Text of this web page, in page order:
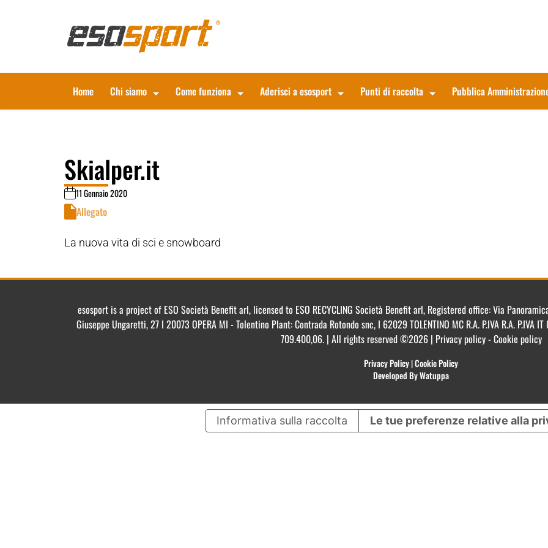
Home Chi siamo Come funziona Aderisci a esosport Punti di raccolta Pubblica
Skialper.it
11 Gennaio 2020
Allegato
La nuova vita di sci e snowboard
esosport is a project of ESO Società Benefit arl, licensed to ESO RECYCLING Società Benefit arl, Registered office: Via
Giuseppe Ungaretti, 27 I 20073 OPERA MI - Tolentino Plant: Contrada Rotondo snc, I 62029 TOLENTINO MC R.A. P.IVA R.A.
709.400,06. | All rights reserved ©2026 | Privacy policy - Cookie policy
Privacy Policy|Cookie Policy
Developed By Watuppa
Informativa sulla raccolta Le tue preferenze relative alla